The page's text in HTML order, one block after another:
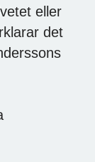
eller
det